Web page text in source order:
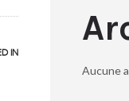
IN
Aucune